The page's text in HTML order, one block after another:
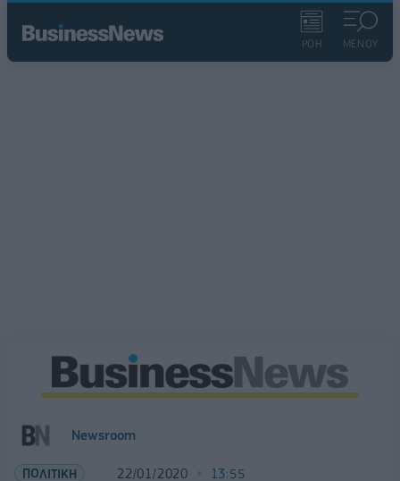
ΡΟΗ ΜΕΝΟΥ
Newsroom
ΠΟΛΙΤΙΚΗ 22/01/2020 13:55